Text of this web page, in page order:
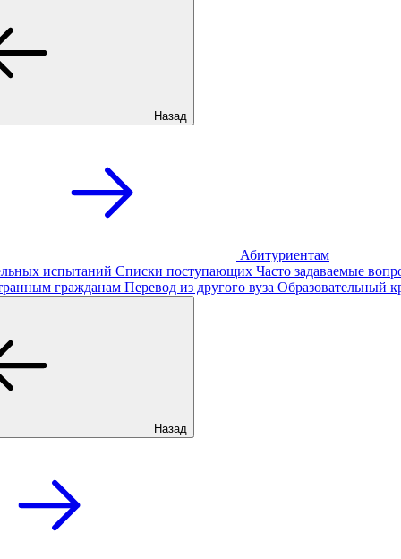
Назад
Абитуриентам
испытаний Списки поступающих Часто задаваемые
гражданам Перевод из другого вуза Образовательный
Назад